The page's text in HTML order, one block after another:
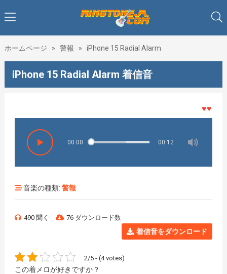
ホームページ » 警報 » iPhone 15 Radial Alarm
iPhone 15 Radial Alarm 着信音
♥♥♥着メ
00:00 00:12
音楽の種類: 警報
490 聞く 76 ダウンロード数
着信音をダウンロード
2/5 - (4 votes)
この着メロが好きですか？